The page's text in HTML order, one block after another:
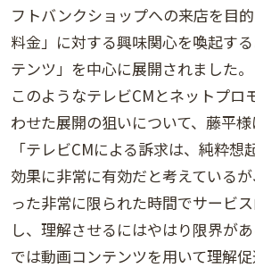
フトバンクショップへの来店を目
料金」に対する興味関心を喚起す
テンツ」を中心に展開されました。
このようなテレビCMとネットプロ
わせた展開の狙いについて、藤平様
「テレビCMによる訴求は、純粋想
効果に非常に有効だと考えている
った非常に限られた時間でサービ
し、理解させるにはやはり限界が
では動画コンテンツを用いて理解